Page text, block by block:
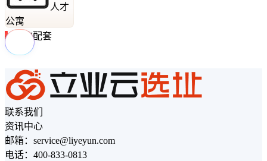
人才
公寓
周边配套
联系我们
资讯中心
邮箱：service@liyeyun.com
电话：400-833-0813